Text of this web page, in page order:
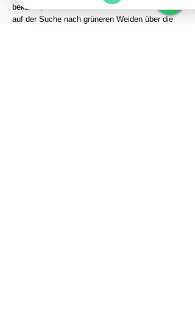
bekannt, bei der Millionen von Gnus und Zebras
auf der Suche nach grüneren Weiden über die